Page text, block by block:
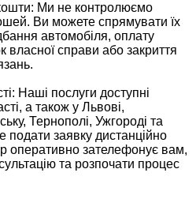
Ми не контролюємо
Ви можете спрямувати їх
автомобіля, оплату
власної справи або закриття
Наші послуги доступні
а також у Львові,
Тернополі, Ужгороді та
подати заявку дистанційно
оперативно зателефонує вам,
та розпочати процес